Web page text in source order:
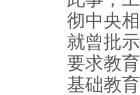
彻中央
就曾批
要求教
基础教